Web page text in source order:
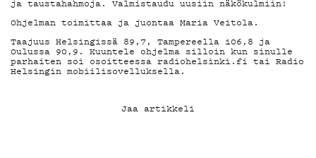
ja taustahahmoja. Valmistaudu uusiin näkökulmiin!
Ohjelman toimittaa ja juontaa Maria Veitola.
Taajuus Helsingissä 89,7, Tampereella 106,8 ja
Oulussa 90,9. Kuuntele ohjelma silloin kun sinulle
parhaiten soi osoitteessa radiohelsinki.fi tai Radio
Helsingin mobiilisovelluksella.
Jaa artikkeli